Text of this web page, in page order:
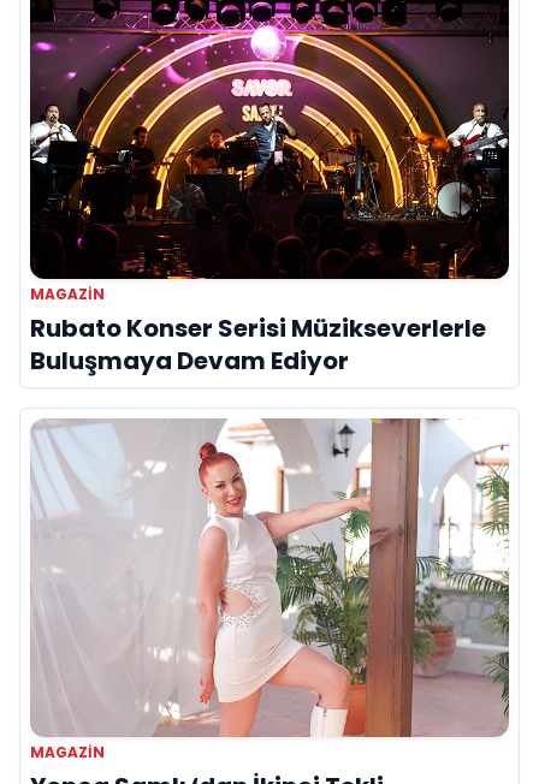
MAGAZIN
Rubato Konser Serisi Müzikseverlerle
Buluşmaya Devam Ediyor
MAGAZIN